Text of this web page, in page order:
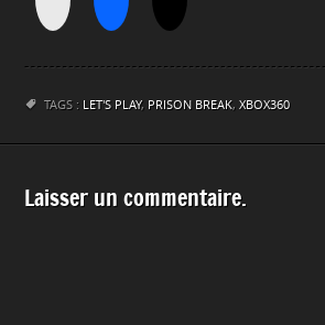
TAGS : LET'S PLAY, PRISON BREAK, XBOX360
Laisser un commentaire.